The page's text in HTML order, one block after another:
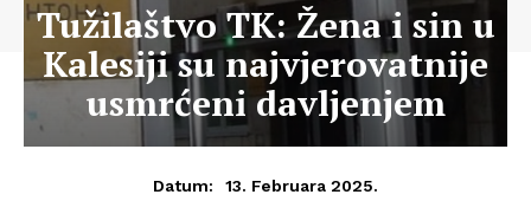
Tužilaštvo TK: Žena i sin u
Kalesiji su najvjerovatnije
usmrćeni davljenjem
Datum: 13. Februara 2025.